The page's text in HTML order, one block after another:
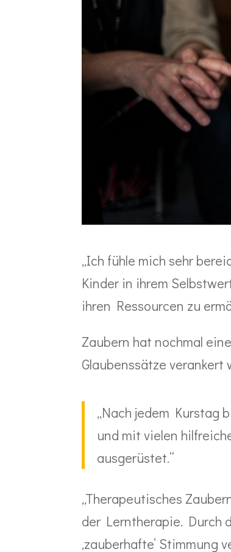
„Ich fühle mich sehr
Kinder in ihrem
ihren Ressourcen zu
Zaubern hat nochmal
Glaubenssätze verankert
„Nach jedem Kurstag
und mit vielen
ausgerüstet.“
„Therapeutisches
der Lerntherapie. Durch
‚zauberhafte‘